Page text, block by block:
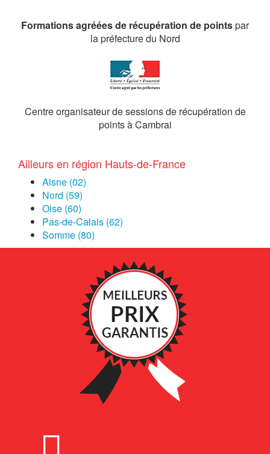
Formations agréées de récupération de pointspar
la préfecture du Nord
Centre organisateur de sessions de récupération de
points à Cambrai
Ailleurs en région Hauts-de-France
Aisne (02)
Nord (59)
Oise (60)
Pas-de-Calais (62)
Somme (80)